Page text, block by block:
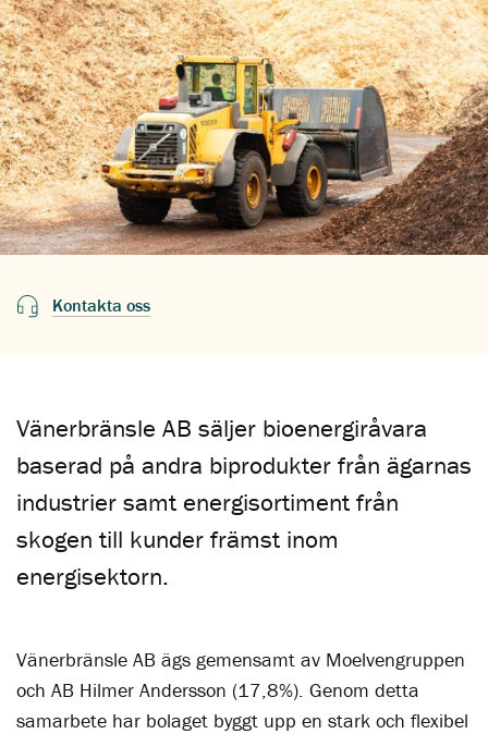
Kontakta oss
Vänerbränsle AB säljer bioenergiråvara
baserad på andra biprodukter från ägarnas
industrier samt energisortiment från
skogen till kunder främst inom
energisektorn.
Vänerbränsle AB ägs gemensamt av Moelvengruppen
och AB Hilmer Andersson (17,8%). Genom detta
samarbete har bolaget byggt upp en stark och flexibel